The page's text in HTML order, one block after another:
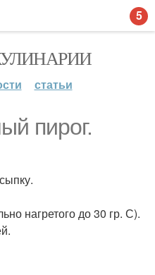
статьи
пирог.
нагретого до 30 гр. С).
5